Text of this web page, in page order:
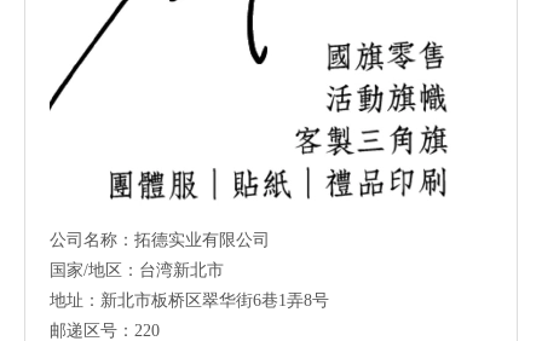
公司名称：拓德实业有限公司
国家/地区：台湾新北市
地址：新北市板桥区翠华街6巷1弄8号
邮递区号：220